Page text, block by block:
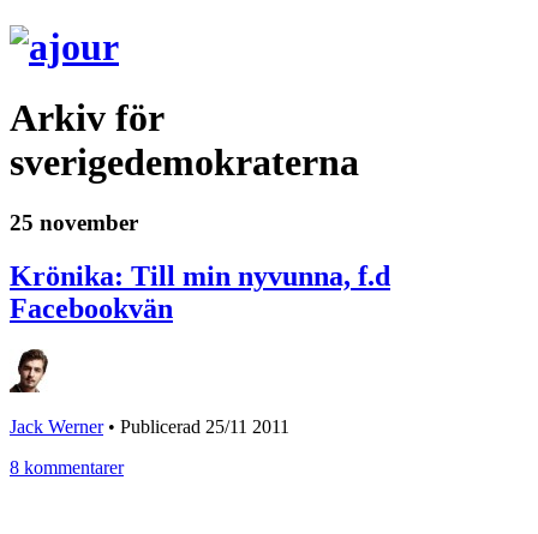
Arkiv för
sverigedemokraterna
25 november
Krönika: Till min nyvunna, f.d
Facebookvän
Jack Werner• Publicerad 25/11 2011
8 kommentarer